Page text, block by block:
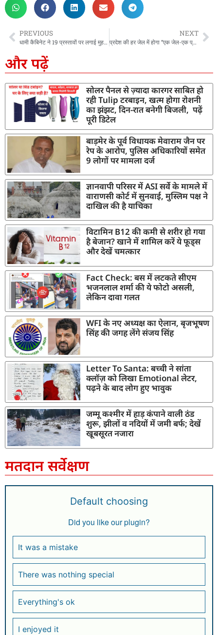
PREVIOUS
धामी कैबिनेट ने 19 प्रस्तावों पर लगाई मुहर, छोटे अपराधों में सजा को लेकर जेल की जगह बढ़ाया गया अर्थदंड
NEXT
प्रदेश की हर जेल में होगा “एक जेल-एक प्रोडक्ट” का विकास, सीएम धामी ने जेल विकास बोर्ड बैठक में दिए अधिकारियों को निर्देश
और पढ़ें
सोलर पैनल से ज़्यादा कारगर साबित हो
रही Tulip टरबाइन, खत्म होगा रोशनी
का झंझट, दिन-रात बनेगी बिजली, पढ़ें
पूरी डिटेल
बाड़मेर के पूर्व विधायक मेवाराम जैन पर
रेप के आरोप, पुलिस अधिकारियों समेत
9 लोगों पर मामला दर्ज
ज्ञानवापी परिसर में ASI सर्वे के मामले में
वाराणसी कोर्ट में सुनवाई, मुस्लिम पक्ष ने
दाखिल की है याचिका
विटामिन B12 की कमी से शरीर हो गया
है बेजान? खाने में शामिल करें ये फूड्स
और देखें चमत्कार
Fact Check: बस में लटकते सीएम
भजनलाल शर्मा की ये फोटो असली,
लेकिन दावा गलत
WFI के नए अध्यक्ष का ऐलान, बृजभूषण
सिंह की जगह लेंगे संजय सिंह
Letter To Santa: बच्ची ने सांता
क्लॉज़ को लिखा Emotional लेटर,
पढ़ने के बाद लोग हुए भावुक
जम्मू कश्मीर में हाड़ कंपाने वाली ठंड
शुरू, झीलों व नदियों में जमी बर्फ; देखें
खूबसूरत नजारा
मतदान सर्वेक्षण
Default choosing
Did you like our plugin?
It was a mistake
There was nothing special
Everything's ok
I enjoyed it